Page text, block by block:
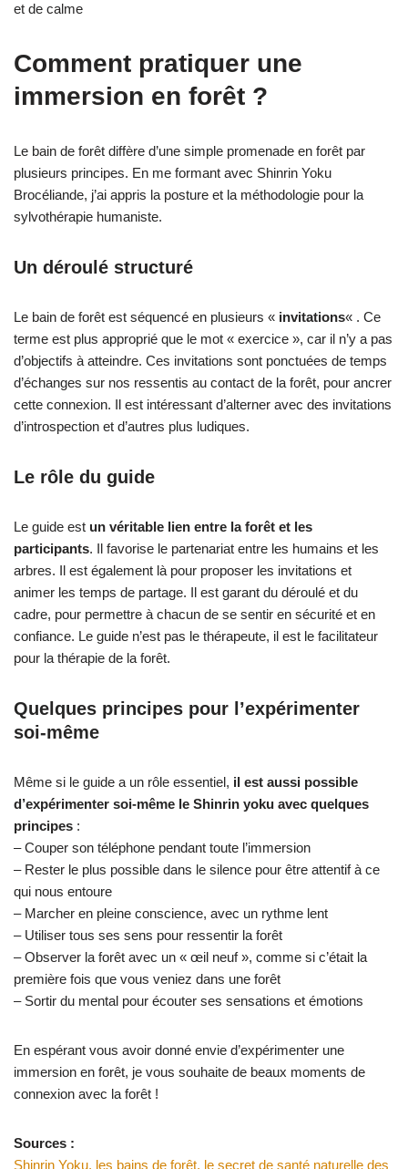
et de calme
Comment pratiquer une
immersion en forêt ?
Le bain de forêt diffère d’une simple promenade en forêt par
plusieurs principes. En me formant avec Shinrin Yoku
Brocéliande, j’ai appris la posture et la méthodologie pour la
sylvothérapie humaniste.
Un déroulé structuré
Le bain de forêt est séquencé en plusieurs « invitations« . Ce
terme est plus approprié que le mot « exercice », car il n’y a pas
d’objectifs à atteindre. Ces invitations sont ponctuées de temps
d’échanges sur nos ressentis au contact de la forêt, pour ancrer
cette connexion. Il est intéressant d’alterner avec des invitations
d’introspection et d’autres plus ludiques.
Le rôle du guide
Le guide est un véritable lien entre la forêt et les
participants. Il favorise le partenariat entre les humains et les
arbres. Il est également là pour proposer les invitations et
animer les temps de partage. Il est garant du déroulé et du
cadre, pour permettre à chacun de se sentir en sécurité et en
confiance. Le guide n’est pas le thérapeute, il est le facilitateur
pour la thérapie de la forêt.
Quelques principes pour l’expérimenter
soi-même
Même si le guide a un rôle essentiel, il est aussi possible
d’expérimenter soi-même le Shinrin yoku avec quelques
principes :
– Couper son téléphone pendant toute l’immersion
– Rester le plus possible dans le silence pour être attentif à ce
qui nous entoure
– Marcher en pleine conscience, avec un rythme lent
– Utiliser tous ses sens pour ressentir la forêt
– Observer la forêt avec un « œil neuf », comme si c’était la
première fois que vous veniez dans une forêt
– Sortir du mental pour écouter ses sensations et émotions
En espérant vous avoir donné envie d’expérimenter une
immersion en forêt, je vous souhaite de beaux moments de
connexion avec la forêt !
Sources :
Shinrin Yoku, les bains de forêt, le secret de santé naturelle des